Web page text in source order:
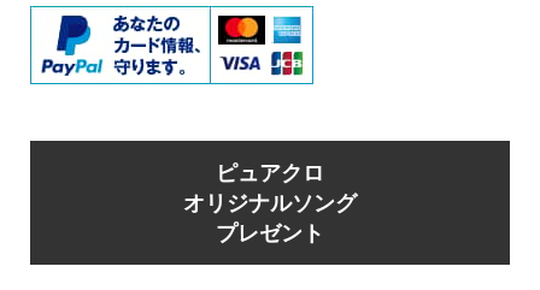
ピュアクロ
オリジナルソング
プレゼント